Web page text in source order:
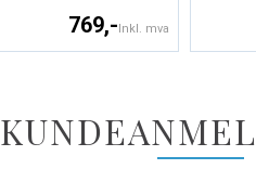
769,-Inkl. mva